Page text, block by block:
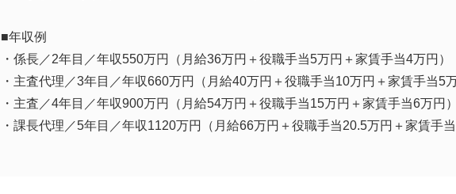
■年収例
・係長／2年目／年収550万円（月給36万円＋役職手当5万円＋家賃手当4万円）
・主査代理／3年目／年収660万円（月給40万円＋役職手当10万円＋家賃手当5万
・主査／4年目／年収900万円（月給54万円＋役職手当15万円＋家賃手当6万円）
・課長代理／5年目／年収1120万円（月給66万円＋役職手当20.5万円＋家賃手当